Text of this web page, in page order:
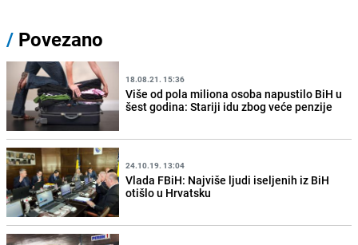
/ Povezano
18.08.21. 15:36
Više od pola miliona osoba napustilo BiH u
šest godina: Stariji idu zbog veće penzije
24.10.19. 13:04
Vlada FBiH: Najviše ljudi iseljenih iz BiH
otišlo u Hrvatsku